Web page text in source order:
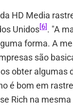
HD Media
Unidos[6]. "A
forma. A
são
obter algumas
é bom em
Rich na